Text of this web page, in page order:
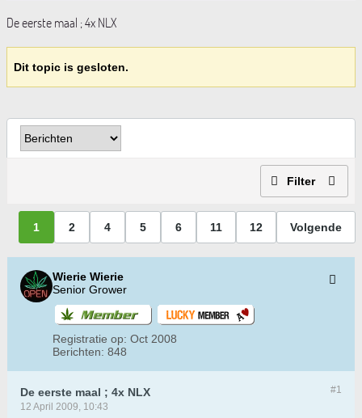
De eerste maal ; 4x NLX
Dit topic is gesloten.
Filter
1 2 4 5 6 11 12 Volgende
Wierie Wierie
Senior Grower
Registratie op: Oct 2008
Berichten: 848
#1
De eerste maal ; 4x NLX
12 April 2009, 10:43